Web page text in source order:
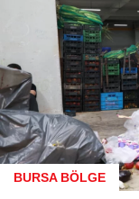
BURSA BÖLGE